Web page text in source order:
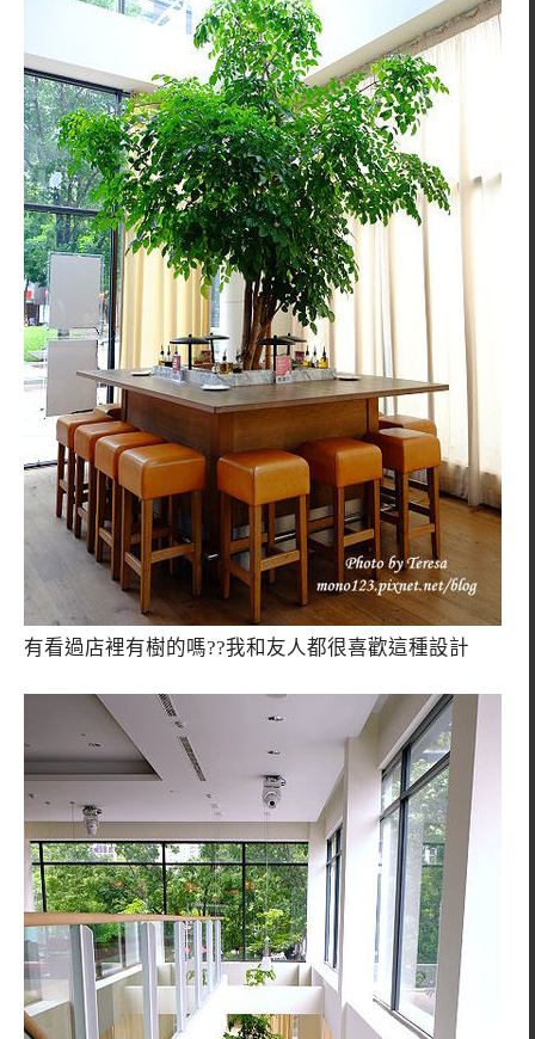
有看過店裡有樹的嗎??我和友人都很喜歡這種設計